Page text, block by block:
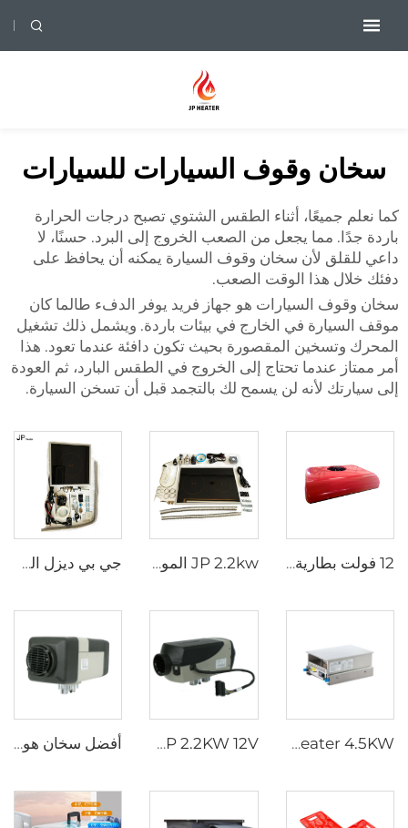
سخان وقوف السيارات للسيارات
كما نعلم جميعًا، أثناء الطقس الشتوي تصبح درجات الحرارة
باردة جدًا. مما يجعل من الصعب الخروج إلى البرد. حسنًا، لا
داعي للقلق لأن سخان وقوف السيارة يمكنه أن يحافظ على
دفئك خلال هذا الوقت الصعب.
سخان وقوف السيارات هو جهاز فريد يوفر الدفء طالما كان
موقف السيارة في الخارج في بيئات باردة. ويشمل ذلك تشغيل
المحرك وتسخين المقصورة بحيث تكون دافئة عندما تعود. هذا
أمر ممتاز عندما تحتاج إلى الخروج في الطقس البارد، ثم العودة
إلى سيارتك لأنه لن يسمح لك بالتجمد قبل أن تسخن السيارة.
12 فولت بطارية تعمل بمكبرة الجرار شاحنة سرير موقف للسيارات مكيف الهواء للشاحنة JP 2.2kw الموقد الديزل الطباخ الطباخ المدفئ الطهي الموقد الديزل جي بي ديزل الموقد المطبخ المطبخ المدفئ للطبخ في ريف كاميرا قارب للوالاس
JP Heater 4.5KW الموقد الديزل 12V الموقد الديزل القافلة الطباخ المطبخ المنزلق للطباخ RV JP 2.2KW 12V سخان وقوف السيارات الهواء سخان غاز للسيارات الشاحنات القوارب المقطورة أفضل سخان هواء لـ Lpg 4KW 24V سخان وقوف السيارات للسيارة